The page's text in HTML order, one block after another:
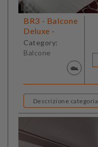
BR3 - Balcone
Deluxe -
Category:
Balcone
Descrizione categoria